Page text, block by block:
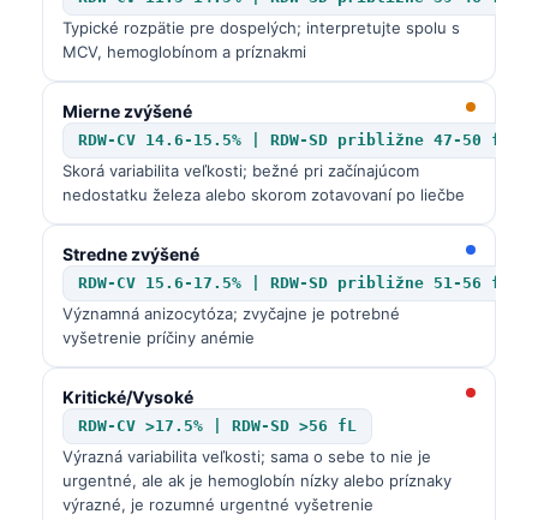
Typické rozpätie pre dospelých; interpretujte spolu s
MCV, hemoglobínom a príznakmi
Mierne zvýšené
RDW-CV 14.6-15.5% | RDW-SD približne 47-50 fL
Skorá variabilita veľkosti; bežné pri začínajúcom
nedostatku železa alebo skorom zotavovaní po liečbe
Stredne zvýšené
RDW-CV 15.6-17.5% | RDW-SD približne 51-56 fL
Významná anizocytóza; zvyčajne je potrebné
vyšetrenie príčiny anémie
Kritické/Vysoké
RDW-CV >17.5% | RDW-SD >56 fL
Výrazná variabilita veľkosti; sama o sebe to nie je
urgentné, ale ak je hemoglobín nízky alebo príznaky
výrazné, je rozumné urgentné vyšetrenie